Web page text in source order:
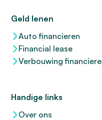
Geld lenen
Auto financieren
Financial lease
Verbouwing
Handige links
Over ons